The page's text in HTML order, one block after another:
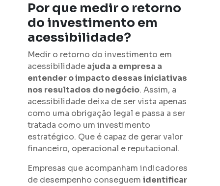
Por que medir o retorno
do investimento em
acessibilidade?
Medir o retorno do investimento em
acessibilidadeajuda a empresa a
entender o impacto dessas iniciativas
nos resultados do negócio. Assim, a
acessibilidade deixa de ser vista apenas
como uma obrigação legal e passa a ser
tratada como um investimento
estratégico. Que é capaz de gerar valor
financeiro, operacional e reputacional.
Empresas que acompanham indicadores
de desempenho conseguem identificar